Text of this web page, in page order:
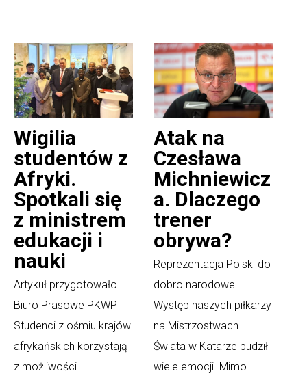
Wigilia
studentów z
Afryki.
Spotkali się
z ministrem
edukacji i
nauki
Artykuł przygotowało
Biuro Prasowe PKWP
Studenci z ośmiu krajów
afrykańskich korzystają
z możliwości
Atak na
Czesława
Michniewicz
a. Dlaczego
trener
obrywa?
Reprezentacja Polski do
dobro narodowe.
Występ naszych piłkarzy
na Mistrzostwach
Świata w Katarze budził
wiele emocji. Mimo